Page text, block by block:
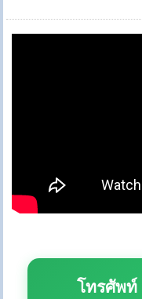
โทรศัพท์